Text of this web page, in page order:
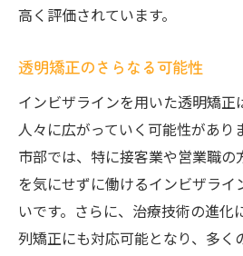
高く評価されています。
透明矯正のさらなる可能性
インビザラインを用いた透明矯正
人々に広がっていく可能性があり
市部では、特に接客業や営業職の
を気にせずに働けるインビザライ
いです。さらに、治療技術の進化
列矯正にも対応可能となり、多く